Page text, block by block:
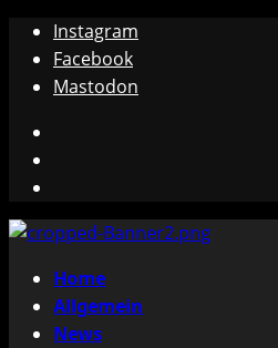
Zum
Inhalt
springen
Instagram
Facebook
Mastodon
Primäres
Menü
Home
Allgemein
News